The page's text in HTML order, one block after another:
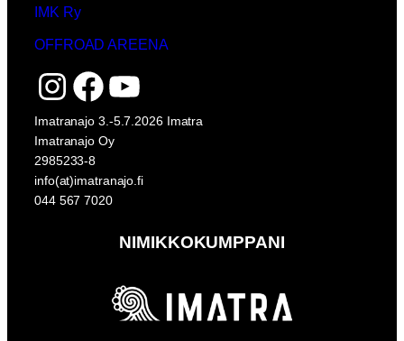
IMK Ry
OFFROAD AREENA
InstagramFacebook YouTube
Imatranajo 3.-5.7.2026 Imatra
Imatranajo Oy
2985233-8
info(at)imatranajo.fi
044 567 7020
NIMIKKOKUMPPANI